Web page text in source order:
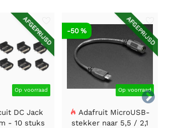

AFGEPRIJSD
Op voorraad
DC Jack
- 10 stuks
AFGEPRIJSD
Op voorraad
-50 %
Adafruit MicroUSB-
stekker naar 5,5 / 2,1